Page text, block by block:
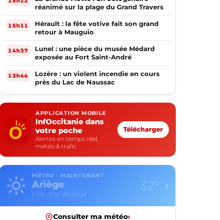
réanimé sur la plage du Grand Travers
15h11
Hérault : la fête votive fait son grand
retour à Mauguio
14h37
Lunel : une pièce du musée Médard
exposée au Fort Saint-André
13h44
Lozère : un violent incendie en cours
près du Lac de Naussac
APPLICATION MOBILE
InfOccitanie dans
votre poche
Alertes en temps réel,
météo & trafic
Télécharger
MÉTÉO · MAINTENANT
Aude
Carcassonne · Ciel dégagé
35° ›
Consulter ma météo›